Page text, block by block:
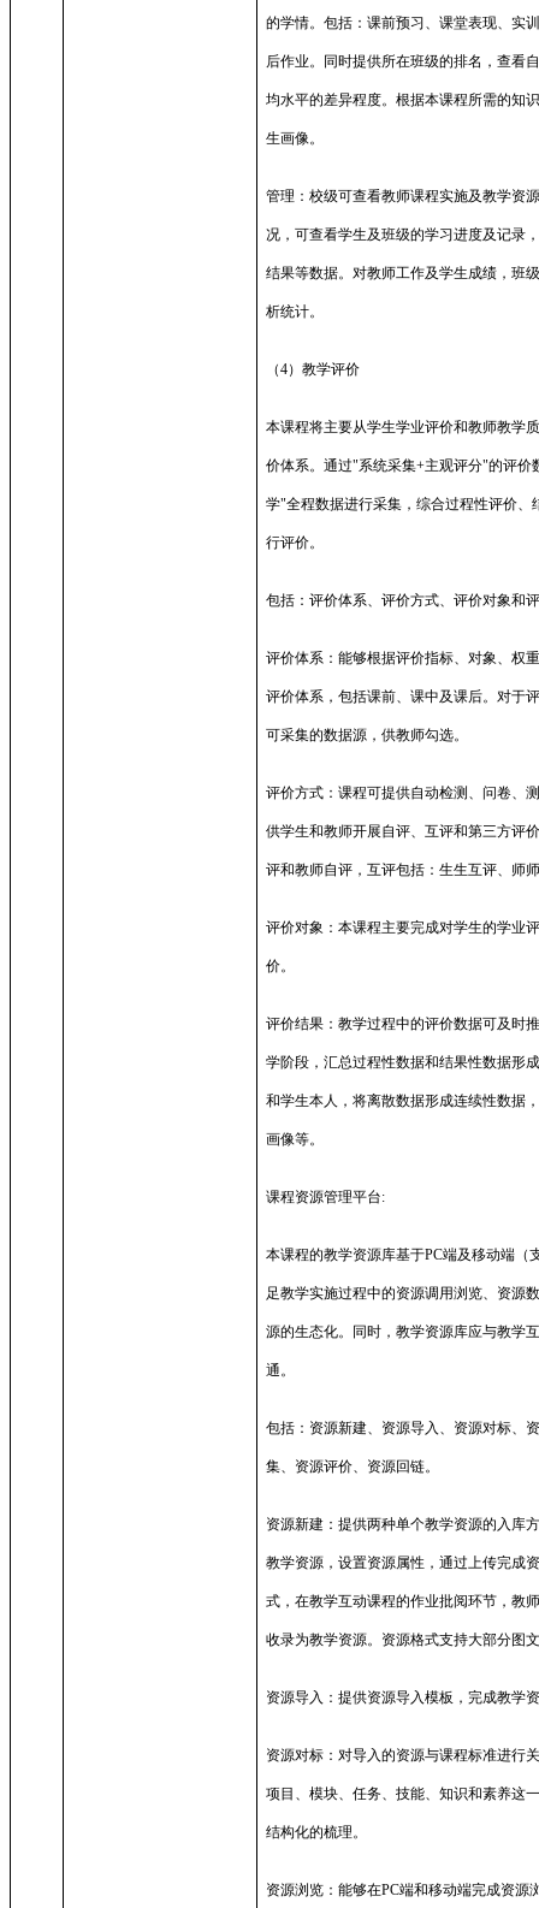
的学情。包括：课前预习、课堂表现、实
后作业。同时提供所在班级的排名，查看
均水平的差异程度。根据本课程所需的知
生画像。
管理：校级可查看教师课程实施及教学资
况，可查看学生及班级的学习进度及记录
结果等数据。对教师工作及学生成绩，班
析统计。
（4）教学评价
本课程将主要从学生学业评价和教师教学
价体系。通过"系统采集+主观评分"的评价
学"全程数据进行采集，综合过程性评价、
行评价。
包括：评价体系、评价方式、评价对象和
评价体系：能够根据评价指标、对象、权
评价体系，包括课前、课中及课后。对于
可采集的数据源，供教师勾选。
评价方式：课程可提供自动检测、问卷、
供学生和教师开展自评、互评和第三方评
评和教师自评，互评包括：生生互评、师
评价对象：本课程主要完成对学生的学业
价。
评价结果：教学过程中的评价数据可及时
学阶段，汇总过程性数据和结果性数据形
和学生本人，将离散数据形成连续性数据
画像等。
课程资源管理平台:
本课程的教学资源库基于PC端及移动端（
足教学实施过程中的资源调用浏览、资源
源的生态化。同时，教学资源库应与教学
通。
包括：资源新建、资源导入、资源对标、
集、资源评价、资源回链。
资源新建：提供两种单个教学资源的入库
教学资源，设置资源属性，通过上传完成
式，在教学互动课程的作业批阅环节，教
收录为教学资源。资源格式支持大部分图
资源导入：提供资源导入模板，完成教学
资源对标：对导入的资源与课程标准进行
项目、模块、任务、技能、知识和素养这
结构化的梳理。
资源浏览：能够在PC端和移动端完成资源